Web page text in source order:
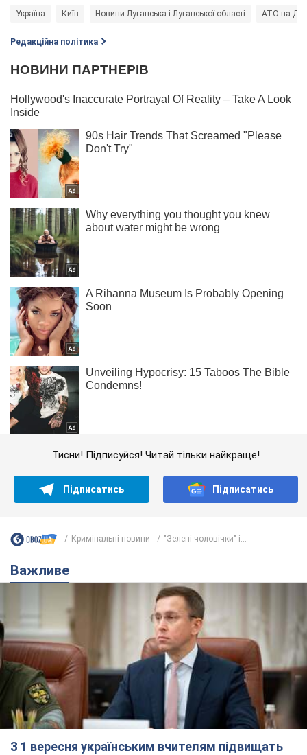
Україна Київ Новини Луганська і Луганської області АТО на
Редакційна політика
Тисни! Підписуйся! Читай тільки найкраще!
Підписатись Підписатись
Кримінальні новини "Зелені чоловічки" і...
Важливе
З 1 вересня українським вчителям підвищать